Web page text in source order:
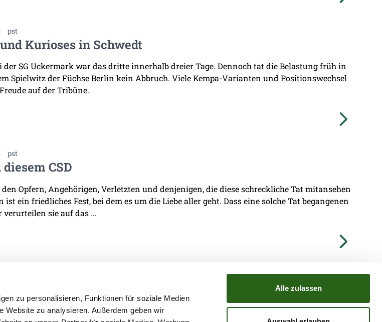
zu personalisieren, Funktionen für soziale Medien
Website zu analysieren. Außerdem geben wir
Alle zulassen
pst
Kurioses in Schwedt
der SG Uckermark war das dritte innerhalb dreier Tage. Dennoch tat die Belastung früh in
Spielwitz der Füchse Berlin kein Abbruch. Viele Kempa-Varianten und Positionswechsel
auf der Tribüne.
pst
CSD
Opfern, Angehörigen, Verletzten und denjenigen, die diese schreckliche Tat mitansehen
ist ein friedliches Fest, bei dem es um die Liebe aller geht. Dass eine solche Tat begangenen
sie auf das ...
DATENSCHUTZ ATGB